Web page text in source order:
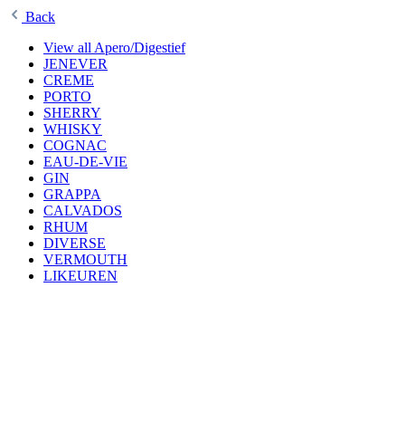
Back
View all Apero/Digestief
JENEVER
CREME
PORTO
SHERRY
WHISKY
COGNAC
EAU-DE-VIE
GIN
GRAPPA
CALVADOS
RHUM
DIVERSE
VERMOUTH
LIKEUREN